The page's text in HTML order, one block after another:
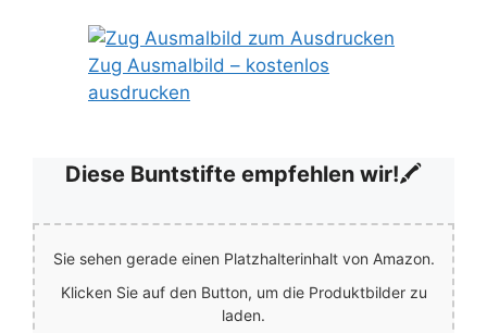
Zug Ausmalbild – kostenlos
ausdrucken
Diese Buntstifte empfehlen wir!🖍️
Sie sehen gerade einen Platzhalterinhalt von Amazon.
Klicken Sie auf den Button, um die Produktbilder zu
laden.